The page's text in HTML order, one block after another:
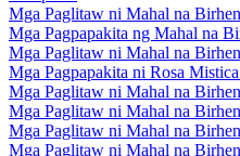
Mga Paglitaw ni Mahal na
Mga Pagpapakita ng Mahal na
Mga Paglitaw ni Mahal na
Mga Pagpapakita ni Rosa
Mga Paglitaw ni Mahal na
Mga Paglitaw ni Mahal na
Mga Paglitaw ni Mahal na
Mga Paglitaw ni Mahal na Birhen